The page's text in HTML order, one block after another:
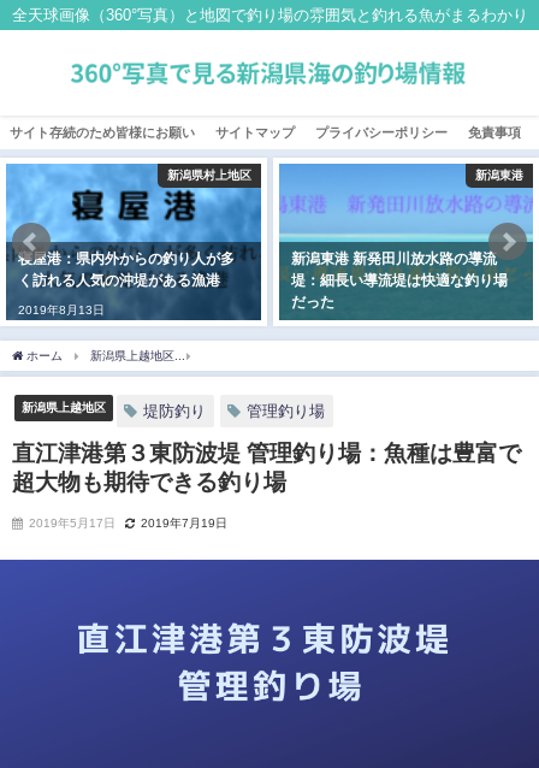
全天球画像（360°写真）と地図で釣り場の雰囲気と釣れる魚がまるわかり
サイト存続のため皆様にお願い サイトマップ プライバシーポリシー 免責事項
新潟東港
新潟東港 新発田川放水路の導流
堤：細長い導流堤は快適な釣り場
だった
新潟県柏崎地区
薬師堂海水浴場 二見岩＆城の腰：
釣り人が少ない穴場の釣り場
2019年6月6日
ホーム 新潟県上越地区
新潟県上越地区 堤防釣り 管理釣り場
直江津港第３東防波堤 管理釣り場：魚種は豊富で
超大物も期待できる釣り場
2019年5月17日 2019年7月19日